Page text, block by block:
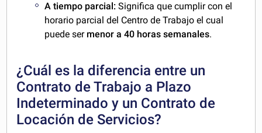
A tiempo parcial: Significa que cumplir con el
horario parcial del Centro de Trabajo el cual
puede ser menor a 40 horas semanales.
¿Cuál es la diferencia entre un
Contrato de Trabajo a Plazo
Indeterminado y un Contrato de
Locación de Servicios?